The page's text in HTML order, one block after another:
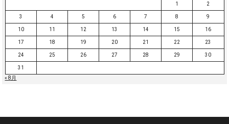
1 2
3 4 5 6 7 8 9
10 11 12 13 14 15 16
17 18 19 20 21 22 23
24 25 26 27 28 29 30
31
« 8月